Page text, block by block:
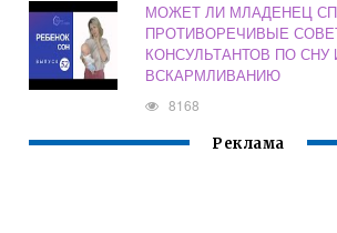
МОЖЕТ ЛИ МЛАДЕНЕЦ
ПРОТИВОРЕЧИВЫЕ
КОНСУЛЬТАНТОВ ПО СНУ
ВСКАРМЛИВАНИЮ
8168
Реклама